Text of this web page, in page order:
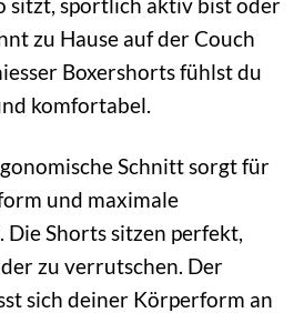
zu Hause auf der Couch
Boxershorts fühlst du
komfortabel.
Schnitt sorgt für
und maximale
Shorts sitzen perfekt,
zu verrutschen. Der
sich deiner Körperform an